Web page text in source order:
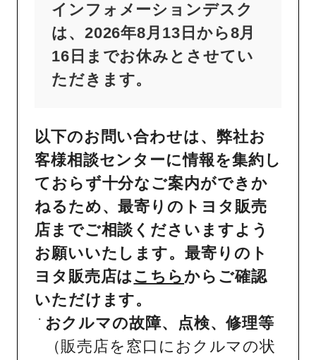
インフォメーションデスク
は、2026年8月13日から8月
16日までお休みとさせてい
ただきます。
以下のお問い合わせは、弊社お
客様相談センターに情報を集約し
ておらず十分なご案内ができか
ねるため、最寄りのトヨタ販売
店までご相談くださいますよう
お願いいたします。最寄りのト
ヨタ販売店はこちら からご確認
いただけます。
おクルマの故障、点検、修理等
（販売店を窓口におクルマの状